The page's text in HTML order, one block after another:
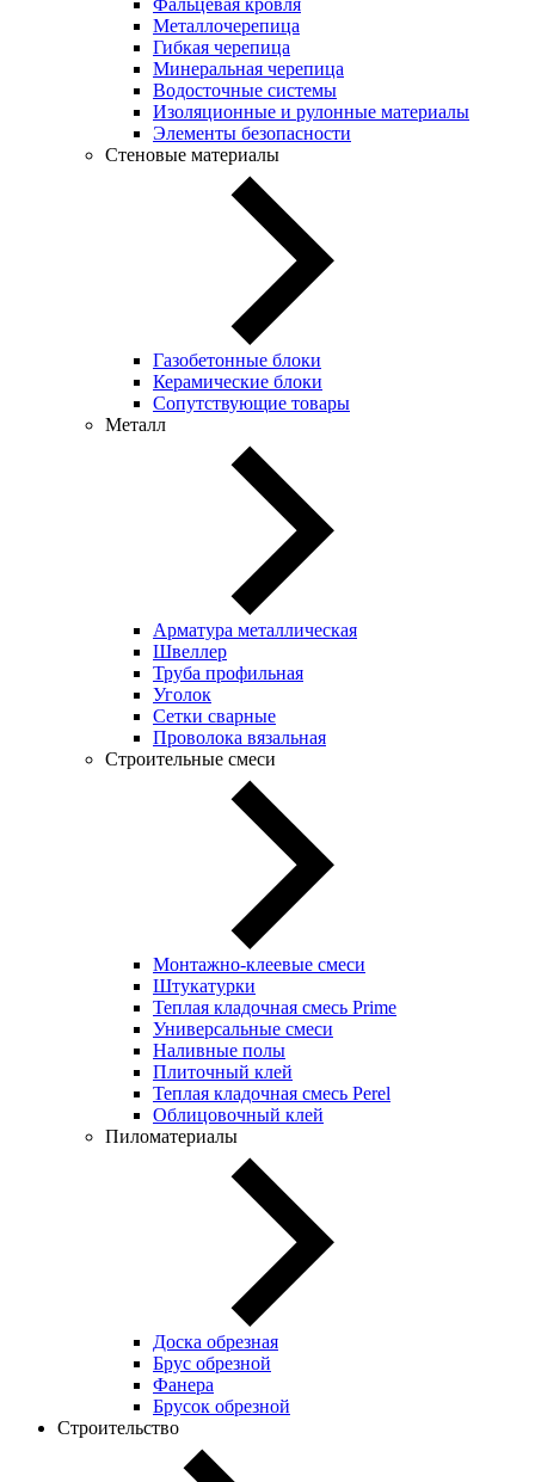
Металлочерепица
Гибкая черепица
Минеральная черепица
Водосточные системы
Изоляционные и рулонные материалы
Элементы безопасности
Стеновые материалы
Газобетонные блоки
Керамические блоки
Сопутствующие товары
Металл
Арматура металлическая
Швеллер
Труба профильная
Уголок
Сетки сварные
Проволока вязальная
Строительные смеси
Монтажно-клеевые смеси
Штукатурки
Теплая кладочная смесь Prime
Универсальные смеси
Наливные полы
Плиточный клей
Теплая кладочная смесь Perel
Облицовочный клей
Пиломатериалы
Доска обрезная
Брус обрезной
Фанера
Брусок обрезной
Строительство